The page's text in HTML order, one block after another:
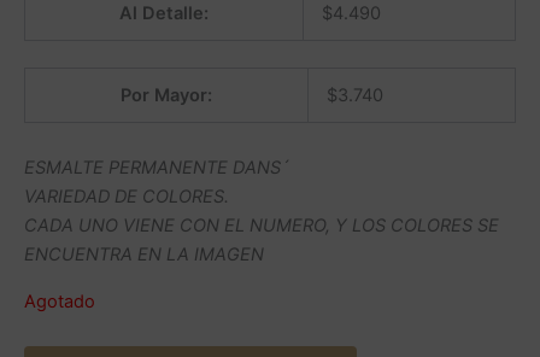
Al Detalle: $4.490
Por Mayor: $3.740
ESMALTE PERMANENTE DANS´
VARIEDAD DE COLORES.
CADA UNO VIENE CON EL NUMERO, Y LOS COLORES SE
ENCUENTRA EN LA IMAGEN
Agotado